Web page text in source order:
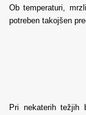
Ob temperaturi,
potreben takojšen
Pri nekaterih